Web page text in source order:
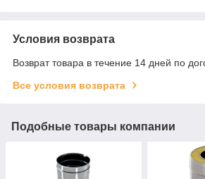
Условия возврата
Возврат товара в течение 14 дней по
Все условия возврата
Подобные товары компании